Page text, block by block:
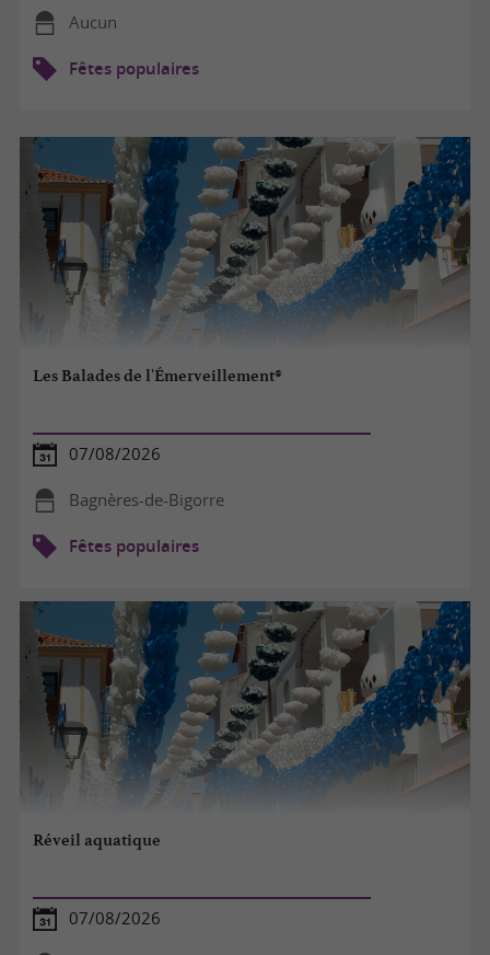
Aucun
Fêtes populaires
Les Balades de l'Émerveillement®
07/08/2026
Bagnères-de-Bigorre
Fêtes populaires
Réveil aquatique
07/08/2026